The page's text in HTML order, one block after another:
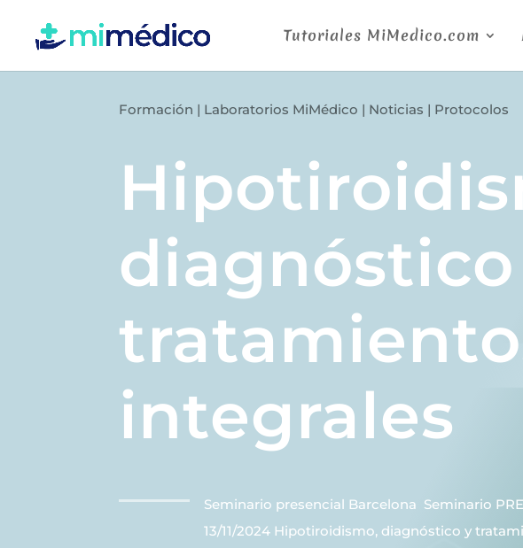
Tutoriales MiMedico.com
Formación | Laboratorios MiMédico | Noticias | Protocolos
integrales
Seminario presencial Barcelona Seminario
13/11/2024 Hipotiroidismo, diagnóstico y